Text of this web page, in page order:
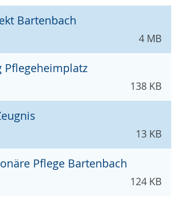
Bartenbach
4 MB
Pflegeheimplatz
138 KB
13 KB
Pflege Bartenbach
124 KB